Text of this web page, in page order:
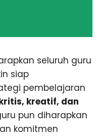
seluruh guru
siap
pembelajaran
kreatif, dan
pun diharapkan
komitmen